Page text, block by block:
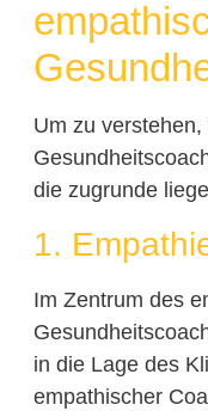
Um zu
die zugrunde
1.
Im Zentrum des
in die Lage des
empathischer